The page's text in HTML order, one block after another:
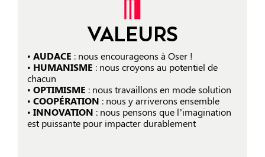
VALEURS
•AUDACE : nous encourageons à Oser !
• HUMANISME : nous croyons au potentiel de
chacun
•OPTIMISME : nous travaillons en mode solution
•COOPÉRATION : nous y arriverons ensemble
•INNOVATION : nous pensons que l’imagination
est puissante pour impacter durablement